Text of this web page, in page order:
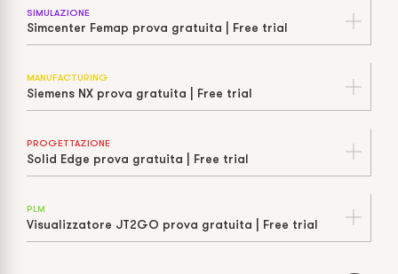
SIMULAZIONE
Simcenter Femap prova gratuita | Free trial
MANUFACTURING
Siemens NX prova gratuita | Free trial
PROGETTAZIONE
Solid Edge prova gratuita | Free trial
PLM
Visualizzatore JT2GO prova gratuita | Free trial